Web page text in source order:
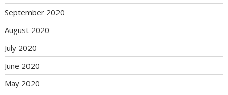
September 2020
August 2020
July 2020
June 2020
May 2020